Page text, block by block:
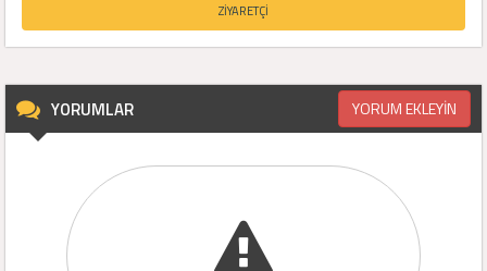
ZİYARETÇİ
YORUMLAR YORUM EKLEYİN